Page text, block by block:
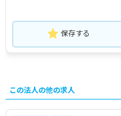
保存する
この法人の他の求人